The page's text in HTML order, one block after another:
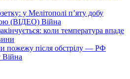
у Мелітополі п’яту добу
(ВІДЕО) Війна
коли температура впаде
пожежу після обстрілу — РФ
Війна